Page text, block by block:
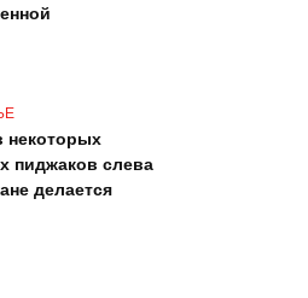
некоторых
пиджаков слева
делается